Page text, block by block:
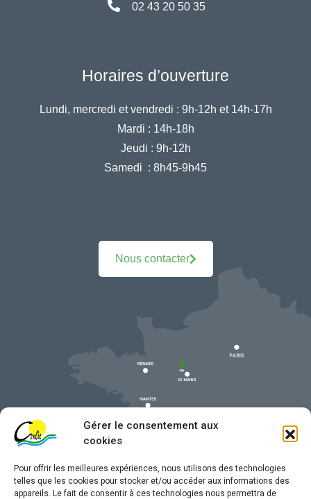
Gérer le consentement aux
cookies
Pour offrir les meilleures expériences, nous utilisons des technologies
telles que les cookies pour stocker et/ou accéder aux informations des
appareils. Le fait de consentir à ces technologies nous permettra de
02 43 20 50 35
Horaires d’ouverture
Lundi, mercredi et vendredi : 9h-12h et 14h-17h
Mardi : 14h-18h
Jeudi : 9h-12h
Samedi : 8h45-9h45
Nous contacter